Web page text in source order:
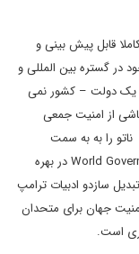
قابل پیش بینی و
در گستره بین المللی و
یک دولت – کشور نمی
از امنیت جمعی
را به به سمت
Worldدر بهره
سازدو ادبیات ترامپ
جهان برای متحدان
است.